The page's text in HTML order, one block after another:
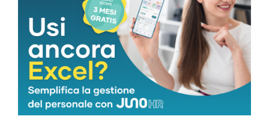
Abbiamo aperto nuove opportunità per giovani
talenti, funzionari e membri in tutto il mondo,
rendendo la FIA una Federazione più globale e
inclusiva". (di Michele Antonelli) —
sportwebinfo@adnkronos.com (Web Info)